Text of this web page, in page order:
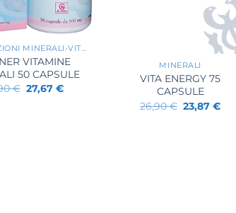
ASSOCIAZIONI MINERALI-VITAMINE
VITAMINE
50 CAPSULE
€ Il
prezzo
27,67 €Il
MINERALI
VITA ENERGY 75
CAPSULE
26,90€ Il
prezzo
23,87€Il